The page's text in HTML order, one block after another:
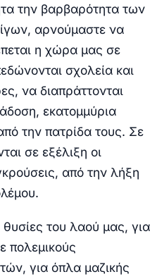
την βαρβαρότητα των
αρνούμαστε να
η χώρα μας σε
σχολεία και
να διαπράττονται
εκατομμύρια
την πατρίδα τους. Σε
σε εξέλιξη οι
από την λήξη
του λαού μας, για
πολεμικούς
για όπλα μαζικής